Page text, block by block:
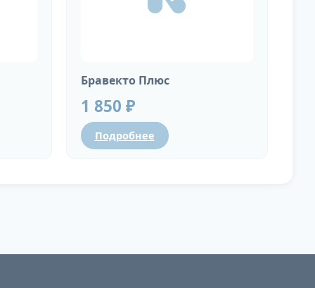
Бравекто Плюс
1 850 ₽
Подробнее